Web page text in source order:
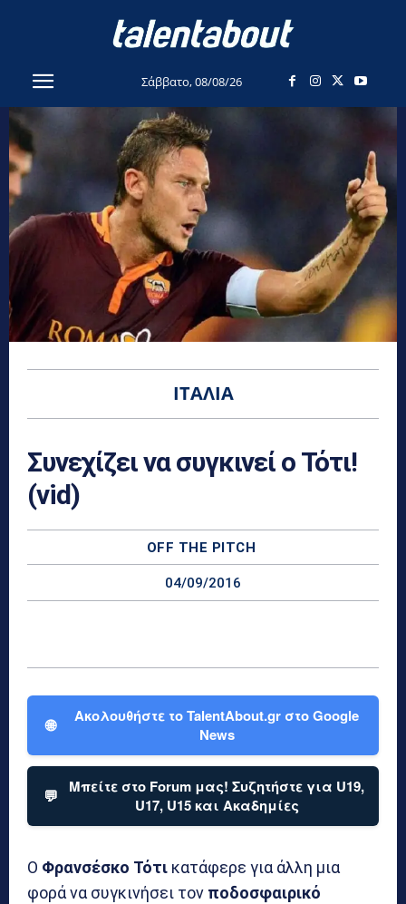
Σάββατο, 08/08/26
ΙΤΑΛΊΑ
Συνεχίζει να συγκινεί ο Τότι!
(vid)
OFF THE PITCH
04/09/2016
🌐
Ακολουθήστε το TalentAbout.gr στο Google
News
💬
Μπείτε στο Forum μας! Συζητήστε για U19,
U17, U15 και Ακαδημίες
Ο Φρανσέσκο Τότι κατάφερε για άλλη μια
φορά να συγκινήσει τον ποδοσφαιρικό